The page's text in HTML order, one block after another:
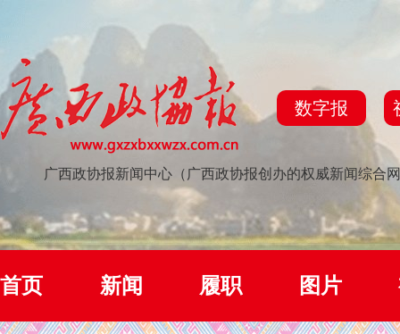
数字报
广西政协报新闻中心（广西政协报创办的权威新闻综合
首页 新闻 履职 图片